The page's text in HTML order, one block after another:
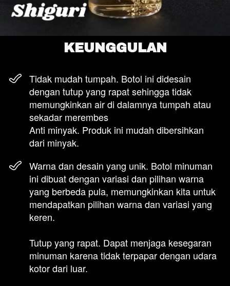
KEUNGGULAN
Tidak mudah tumpah. Botol ini didesain
dengan tutup yang rapat sehingga tidak
memungkinkan air di dalamnya tumpah atau
sekadar merembes
Anti minyak. Produk ini mudah dibersihkan
dari minyak.
Warna dan desain yang unik. Botol minuman
ini dibuat dengan variasi dan pilihan warna
yang berbeda pula, memungkinkan kita untuk
mendapatkan pilihan warna dan variasi yang
keren.
Tutup yang rapat. Dapat menjaga kesegaran
minuman karena tidak terpapar dengan udara
kotor dari luar.